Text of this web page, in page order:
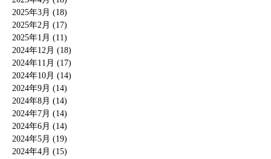
2025年3月 (18)
2025年2月 (17)
2025年1月 (11)
2024年12月 (18)
2024年11月 (17)
2024年10月 (14)
2024年9月 (14)
2024年8月 (14)
2024年7月 (14)
2024年6月 (14)
2024年5月 (19)
2024年4月 (15)